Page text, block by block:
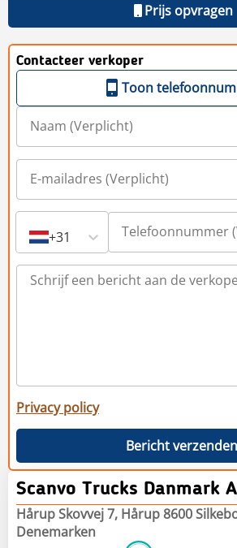
Prijs opvragen
Contacteer verkoper
Toon
+31
Privacy policy
Bericht verzenden
Scanvo Trucks Danmark
Hårup Skovvej 7, Hårup 8600
Denemarken